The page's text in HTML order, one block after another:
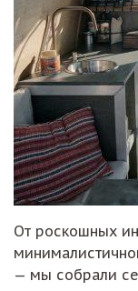
От роскошных
— мы собрали